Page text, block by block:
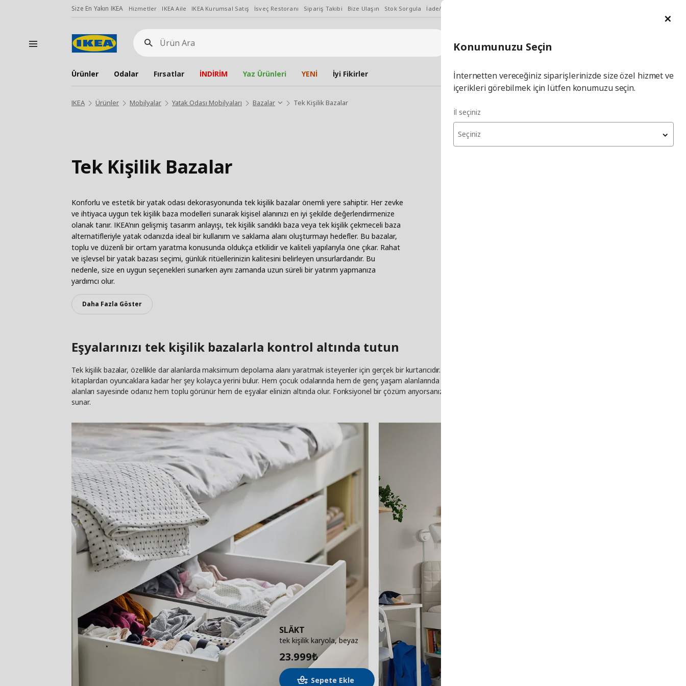
Size En Yakın IKEA Hizmetler IKEA Aile IKEA Kurumsal Satış İsveç Restoranı Sipariş Takibi Bize Ulaşın Stok Sorgula İade/Değişim Talebi
Ürün
Ara
İl Seçiniz İl
Hej! Üye Girişi / Üye Ol
Ürünler Odalar Fırsatlar İNDİRİM Yaz Ürünleri YENİ İyi Fikirler
IKEA Ürünler Mobilyalar Yatak Odası Mobilyaları Bazalar Tek Kişilik Bazalar
Tek Kişilik Bazalar
Konforlu ve estetik bir yatak odası dekorasyonunda tek kişilik bazalar önemli yere sahiptir. Her zevke
ve ihtiyaca uygun tek kişilik baza modelleri sunarak kişisel alanınızı en iyi şekilde değerlendirmenize
olanak tanır. IKEA’nın gelişmiş tasarım anlayışı, tek kişilik sandıklı baza veya tek kişilik çekmeceli baza
alternatifleriyle yatak odanızda ideal bir kullanım ve saklama alanı oluşturmayı hedefler. Bu bazalar,
toplu ve düzenli bir ortam yaratma konusunda oldukça etkilidir ve kaliteli yapılarıyla öne çıkar. Rahat
ve işlevsel bir yatak bazası seçimi, günlük ritüellerinizin kalitesini belirleyen unsurlardandır. Bu
nedenle, size en uygun seçenekleri sunarken aynı zamanda uzun süreli bir yatırım yapmanıza
yardımcı olur.
Daha Fazla Göster
Eşyalarınızı tek kişilik bazalarla kontrol altında tutun
Tek kişilik bazalar, özellikle dar alanlarda maksimum depolama alanı yaratmak isteyenler için gerçek bir kurtarıcıdır. Çekmeceli yapısı sayesinde çoraplardan nevresim takımlarına,
kitaplardan oyuncaklara kadar her şey kolayca yerini bulur. Hem çocuk odalarında hem de genç yaşam alanlarında düzeni korumak artık çok daha kolay. Karyolanın altındaki gizli depolama
alanları sayesinde odanız hem toplu görünür hem de eşyalar elinizin altında olur. Fonksiyonel bir çözüm arıyorsanız, tek kişilik bazalar yalnızca uyumak için değil, yaşamak için de alan
sunar.
SLÄKT
tek kişilik karyola, beyaz
23.999₺
Sepete Ekle
Konumunuzu Seçin
İnternetten vereceğiniz siparişlerinizde size özel hizmet ve
içerikleri görebilmek için lütfen konumuzu seçin.
İl seçiniz
Seçiniz